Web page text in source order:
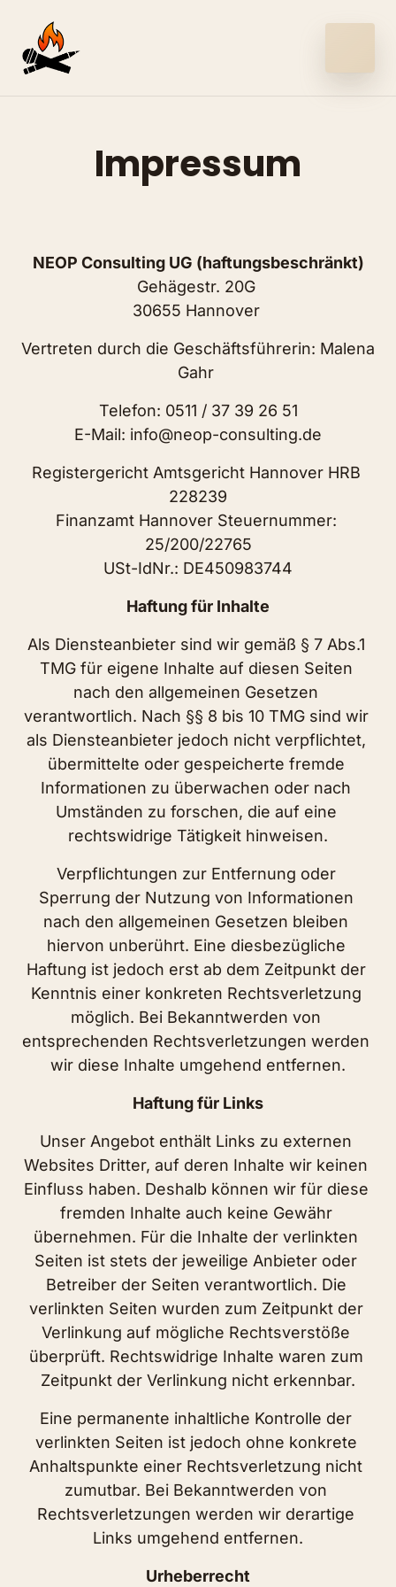
Impressum
NEOP Consulting UG (haftungsbeschränkt)
Gehägestr. 20G
30655 Hannover
Vertreten durch die Geschäftsführerin: Malena
Gahr
Telefon: 0511 / 37 39 26 51
E-Mail: info@neop-consulting.de
Registergericht Amtsgericht Hannover HRB
228239
Finanzamt Hannover Steuernummer:
25/200/22765
USt-IdNr.: DE450983744
Haftung für Inhalte
Als Diensteanbieter sind wir gemäß § 7 Abs.1
TMG für eigene Inhalte auf diesen Seiten
nach den allgemeinen Gesetzen
verantwortlich. Nach §§ 8 bis 10 TMG sind wir
als Diensteanbieter jedoch nicht verpflichtet,
übermittelte oder gespeicherte fremde
Informationen zu überwachen oder nach
Umständen zu forschen, die auf eine
rechtswidrige Tätigkeit hinweisen.
Verpflichtungen zur Entfernung oder
Sperrung der Nutzung von Informationen
nach den allgemeinen Gesetzen bleiben
hiervon unberührt. Eine diesbezügliche
Haftung ist jedoch erst ab dem Zeitpunkt der
Kenntnis einer konkreten Rechtsverletzung
möglich. Bei Bekanntwerden von
entsprechenden Rechtsverletzungen werden
wir diese Inhalte umgehend entfernen.
Haftung für Links
Unser Angebot enthält Links zu externen
Websites Dritter, auf deren Inhalte wir keinen
Einfluss haben. Deshalb können wir für diese
fremden Inhalte auch keine Gewähr
übernehmen. Für die Inhalte der verlinkten
Seiten ist stets der jeweilige Anbieter oder
Betreiber der Seiten verantwortlich. Die
verlinkten Seiten wurden zum Zeitpunkt der
Verlinkung auf mögliche Rechtsverstöße
überprüft. Rechtswidrige Inhalte waren zum
Zeitpunkt der Verlinkung nicht erkennbar.
Eine permanente inhaltliche Kontrolle der
verlinkten Seiten ist jedoch ohne konkrete
Anhaltspunkte einer Rechtsverletzung nicht
zumutbar. Bei Bekanntwerden von
Rechtsverletzungen werden wir derartige
Links umgehend entfernen.
Urheberrecht